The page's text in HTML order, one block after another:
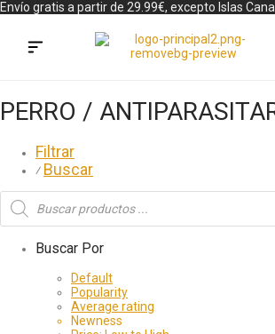
Envío gratis a partir de 29.99€, excepto Islas
PERRO /
Filtrar
⁄ Buscar
Buscar Por
Default
Popularity
Average rating
Newness